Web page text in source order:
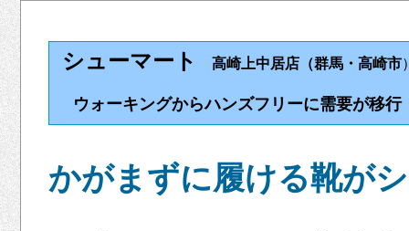
シューマート 高崎上中居店（群馬・高崎市
ウォーキングからハンズフリーに需要が移行
かがまずに履ける靴が